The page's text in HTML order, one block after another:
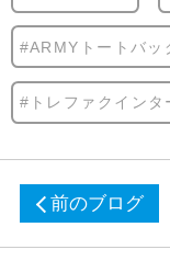
#ARMYトートバッ
#トレファクインタ
前のブログ